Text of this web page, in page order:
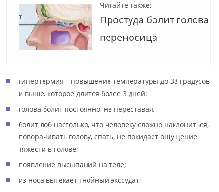
Читайте также:
Простуда болит голова
переносица
гипертермия – повышение температуры до 38 градусов
и выше, которое длится более 3 дней;
голова болит постоянно, не переставая.
болит лоб настолько, что человеку сложно наклониться,
поворачивать голову, спать, не покидает ощущение
тяжести в голове;
появление высыпаний на теле;
из носа вытекает гнойный экссудат;